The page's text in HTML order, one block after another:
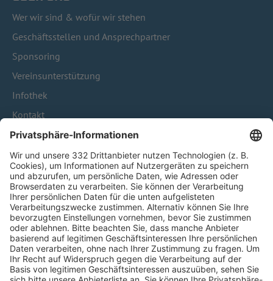
Wer wir sind & wofür wir stehen
Geschäftsstellen und Ansprechpartner
Sponsoring
Vereinsunterstützung
Infothek
Kontakt
HÄUFIG BESUCHTE SEITEN
Pässe und Vereinswechsel
Trainerausbildung
Schulungsangebot Vereinsmitarbeiter
BFV-Geschäftsstellen
Trainerbörse
Login SpielPlus